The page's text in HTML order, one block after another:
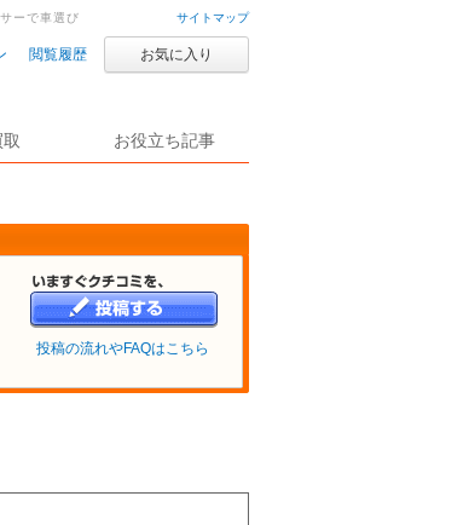
サイトマップ
閲覧履歴 お気に入り
お役立ち記事
ーで車選び
投稿の流れやFAQはこちら